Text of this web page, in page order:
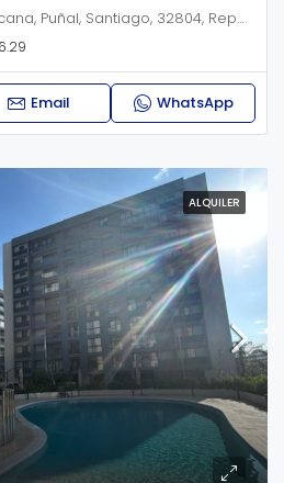
Avenida Hispanoamericana, Puñal, Santiago, 32804, República Dominicana
Email WhatsApp
ALQUILER